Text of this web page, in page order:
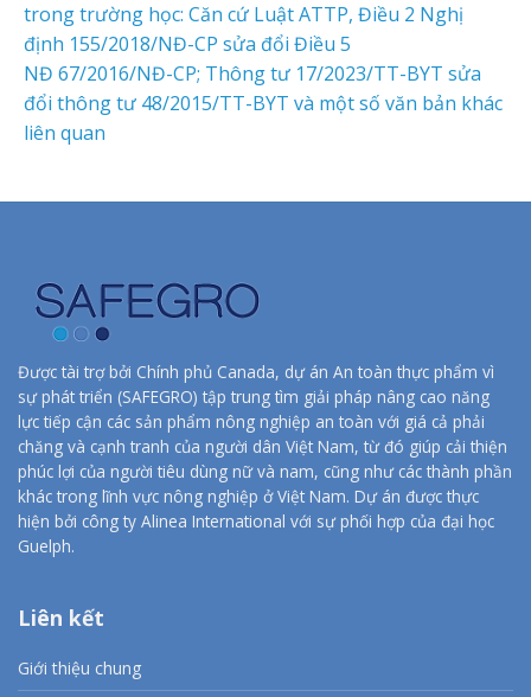
trong trường học: Căn cứ Luật ATTP, Điều 2 Nghị
định 155/2018/NĐ-CP sửa đổi Điều 5
NĐ 67/2016/NĐ-CP; Thông tư 17/2023/TT-BYT sửa
đổi thông tư 48/2015/TT-BYT và một số văn bản khác
liên quan
Được tài trợ bởi Chính phủ Canada, dự án An toàn thực phẩm vì
sự phát triển (SAFEGRO) tập trung tìm giải pháp nâng cao năng
lực tiếp cận các sản phẩm nông nghiệp an toàn với giá cả phải
chăng và cạnh tranh của người dân Việt Nam, từ đó giúp cải thiện
phúc lợi của người tiêu dùng nữ và nam, cũng như các thành phần
khác trong lĩnh vực nông nghiệp ở Việt Nam. Dự án được thực
hiện bởi công ty Alinea International với sự phối hợp của đại học
Guelph.
Liên kết
Giới thiệu chung